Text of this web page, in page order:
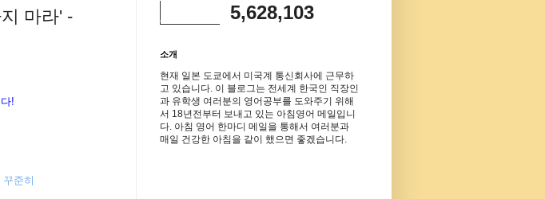
마라' -
!
준히
5,628,103
소개
현재 일본 도쿄에서 미국계 통신회사에 근무하
고 있습니다. 이 블로그는 전세계 한국인 직장인
과 유학생 여러분의 영어공부를 도와주기 위해
서 18년전부터 보내고 있는 아침영어 메일입니
다. 아침 영어 한마디 메일을 통해서 여러분과
매일 건강한 아침을 같이 했으면 좋겠습니다.